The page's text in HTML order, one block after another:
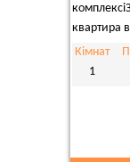
квартира
Кімнат
1